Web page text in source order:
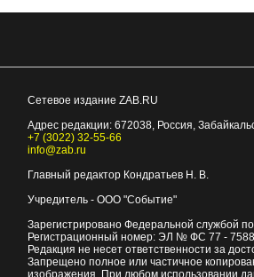
Сетевое издание ZAB.RU
Адрес редакции: 672038, Россия,
+7 (3022) 32-55-66
info@zab.ru
Главный редактор Кондратьев Н. В.
Учредитель - ООО "Событие"
Зарегистрировано Федеральной службой
Регистрационный номер: ЭЛ № ФС 77 -
Редакция не несет ответственности за
Запрещено полное или частичное